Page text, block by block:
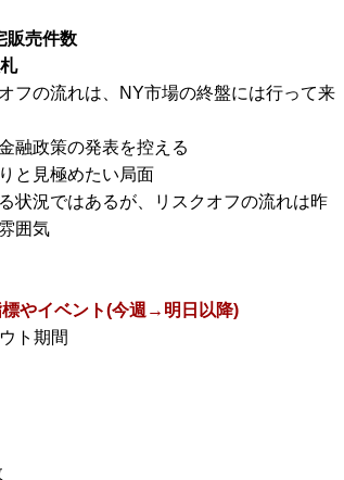
販売件数
フの流れは、NY市場の終盤には行って来
融政策の発表を控える
と見極めたい局面
状況ではあるが、リスクオフの流れは昨
囲気
やイベント(今週→明日以降)
ト期間